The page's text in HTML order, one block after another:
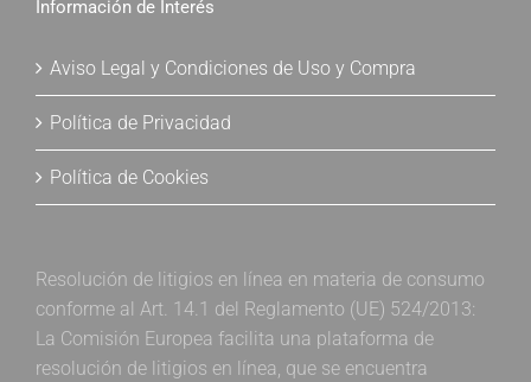
Información de Interés
Aviso Legal y Condiciones de Uso y Compra
Política de Privacidad
Política de Cookies
Resolución de litigios en línea en materia de consumo
conforme al Art. 14.1 del Reglamento (UE) 524/2013:
La Comisión Europea facilita una plataforma de
resolución de litigios en línea, que se encuentra